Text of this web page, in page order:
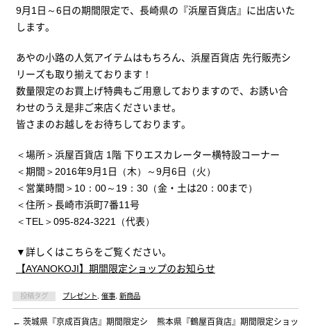
9月1日～6日の期間限定で、長崎県の『浜屋百貨店』に出店いた
します。
あやの小路の人気アイテムはもちろん、浜屋百貨店 先行販売シ
リーズも取り揃えております！
数量限定のお買上げ特典もご用意しておりますので、お誘い合
わせのうえ是非ご来店くださいませ。
皆さまのお越しをお待ちしております。
＜場所＞浜屋百貨店 1階 下りエスカレーター横特設コーナー
＜期間＞2016年9月1日（木）～9月6日（火）
＜営業時間＞10：00～19：30（金・土は20：00まで）
＜住所＞長崎市浜町7番11号
＜TEL＞095-824-3221（代表）
▼詳しくはこちらをご覧ください。
【AYANOKOJI】期間限定ショップのお知らせ
投稿タグ プレゼント, 催事, 新商品
← 茨城県『京成百貨店』期間限定シ
熊本県『鶴屋百貨店』期間限定ショッ